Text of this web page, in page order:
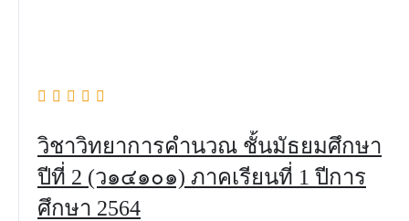
วิชาวิทยาการคำนวณ ชั้นมัธยมศึกษา
ปีที่ 2 (ว๑๔๑๐๑) ภาคเรียนที่ 1 ปีการ
ศึกษา 2564